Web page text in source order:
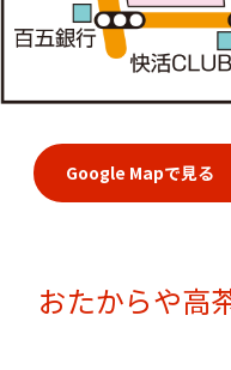
Google Mapで見る
おたからや高